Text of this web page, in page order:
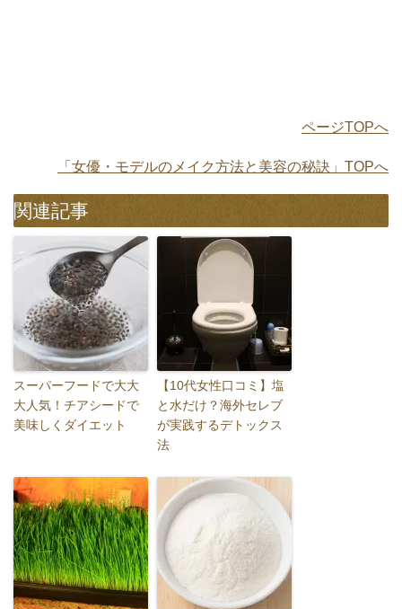
ページTOPへ
「女優・モデルのメイク方法と美容の秘訣」TOPへ
関連記事
スーパーフードで大大
大人気！チアシードで
美味しくダイエット
【10代女性口コミ】塩
と水だけ？海外セレブ
が実践するデトックス
法